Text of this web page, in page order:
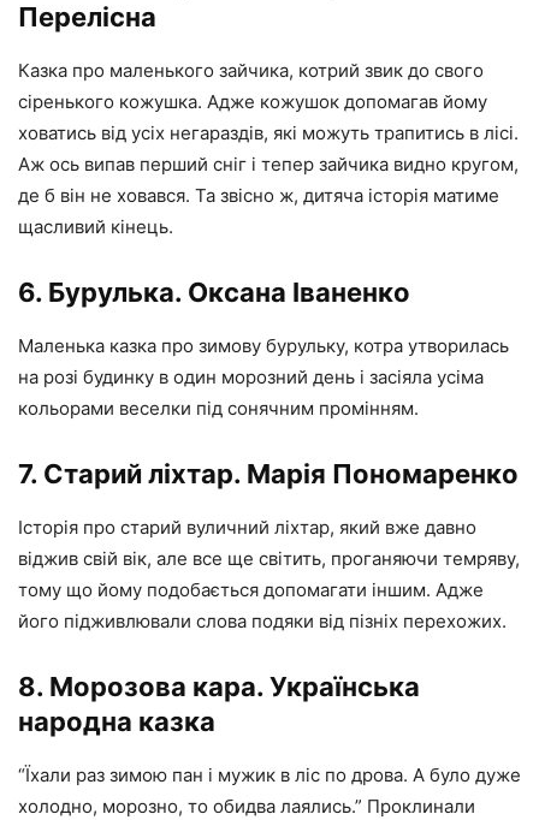
Перелісна
Казка про маленького зайчика, котрий звик до свого
сіренького кожушка. Адже кожушок допомагав йому
ховатись від усіх негараздів, які можуть трапитись в лісі.
Аж ось випав перший сніг і тепер зайчика видно кругом,
де б він не ховався. Та звісно ж, дитяча історія матиме
щасливий кінець.
6. Бурулька. Оксана Іваненко
Маленька казка про зимову бурульку, котра утворилась
на розі будинку в один морозний день і засіяла усіма
кольорами веселки під сонячним промінням.
7. Старий ліхтар. Марія Пономаренко
Історія про старий вуличний ліхтар, який вже давно
віджив свій вік, але все ще світить, проганяючи темряву,
тому що йому подобається допомагати іншим. Адже
його підживлювали слова подяки від пізніх перехожих.
8. Морозова кара. Українська
народна казка
“Їхали раз зимою пан і мужик в ліс по дрова. А було дуже
холодно, морозно, то обидва лаялись.” Проклинали